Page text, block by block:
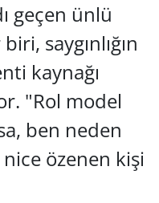
geçen ünlü
saygınlığın
kaynağı
"Rol model
ben neden
özenen kişi